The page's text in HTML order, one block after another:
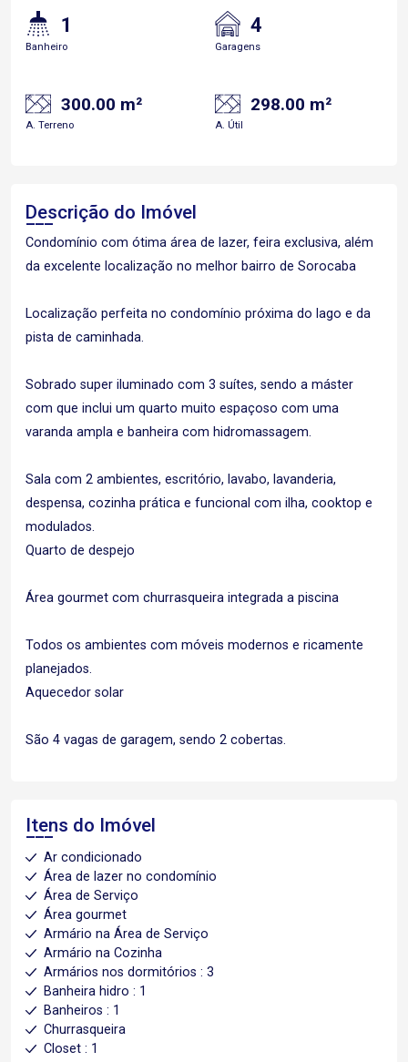
1
Banheiro
4
Garagens
300.00 m²
A. Terreno
298.00 m²
A. Útil
Descrição do Imóvel
Condomínio com ótima área de lazer, feira exclusiva, além
da excelente localização no melhor bairro de Sorocaba
Localização perfeita no condomínio próxima do lago e da
pista de caminhada.
Sobrado super iluminado com 3 suítes, sendo a máster
com que inclui um quarto muito espaçoso com uma
varanda ampla e banheira com hidromassagem.
Sala com 2 ambientes, escritório, lavabo, lavanderia,
despensa, cozinha prática e funcional com ilha, cooktop e
modulados.
Quarto de despejo
Área gourmet com churrasqueira integrada a piscina
Todos os ambientes com móveis modernos e ricamente
planejados.
Aquecedor solar
São 4 vagas de garagem, sendo 2 cobertas.
Itens do Imóvel
Ar condicionado
Área de lazer no condomínio
Área de Serviço
Área gourmet
Armário na Área de Serviço
Armário na Cozinha
Armários nos dormitórios : 3
Banheira hidro : 1
Banheiros : 1
Churrasqueira
Closet : 1